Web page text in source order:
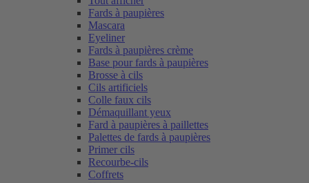
Fards à paupières
Mascara
Eyeliner
Fards à paupières crème
Base pour fards à paupières
Brosse à cils
Cils artificiels
Colle faux cils
Démaquillant yeux
Fard à paupières à paillettes
Palettes de fards à paupières
Primer cils
Recourbe-cils
Coffrets